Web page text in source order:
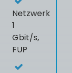
Netzwerk
1
Gbit/s,
FUP